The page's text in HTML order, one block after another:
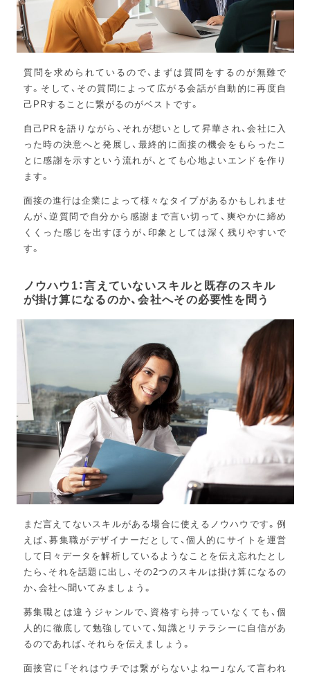
質問を求められているので、まずは質問をするのが無難で
す。そして、その質問によって広がる会話が自動的に再度自
己PRすることに繋がるのがベストです。
自己PRを語りながら、それが想いとして昇華され、会社に入
った時の決意へと発展し、最終的に面接の機会をもらったこ
とに感謝を示すという流れが、とても心地よいエンドを作り
ます。
面接の進行は企業によって様々なタイプがあるかもしれませ
んが、逆質問で自分から感謝まで言い切って、爽やかに締め
くくった感じを出すほうが、印象としては深く残りやすいで
す。
ノウハウ1：言えていないスキルと既存のスキル
が掛け算になるのか、会社へその必要性を問う
まだ言えてないスキルがある場合に使えるノウハウです。例
えば、募集職がデザイナーだとして、個人的にサイトを運営
して日々データを解析しているようなことを伝え忘れたとし
たら、それを話題に出し、その2つのスキルは掛け算になるの
か、会社へ聞いてみましょう。
募集職とは違うジャンルで、資格すら持っていなくても、個
人的に徹底して勉強していて、知識とリテラシーに自信があ
るのであれば、それらを伝えましょう。
面接官に「それはウチでは繋がらないよねー」なんて言われ